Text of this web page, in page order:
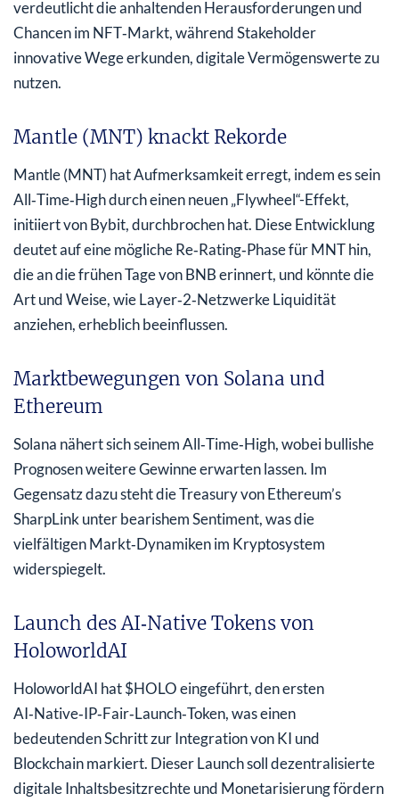
verdeutlicht die anhaltenden Herausforderungen und
Chancen im NFT‑Markt, während Stakeholder
innovative Wege erkunden, digitale Vermögenswerte zu
nutzen.
Mantle (MNT) knackt Rekorde
Mantle (MNT) hat Aufmerksamkeit erregt, indem es sein
All‑Time‑High durch einen neuen „Flywheel“-Effekt,
initiiert von Bybit, durchbrochen hat. Diese Entwicklung
deutet auf eine mögliche Re‑Rating‑Phase für MNT hin,
die an die frühen Tage von BNB erinnert, und könnte die
Art und Weise, wie Layer‑2‑Netzwerke Liquidität
anziehen, erheblich beeinflussen.
Marktbewegungen von Solana und
Ethereum
Solana nähert sich seinem All‑Time‑High, wobei bullishe
Prognosen weitere Gewinne erwarten lassen. Im
Gegensatz dazu steht die Treasury von Ethereum’s
SharpLink unter bearishem Sentiment, was die
vielfältigen Markt‑Dynamiken im Kryptosystem
widerspiegelt.
Launch des AI‑Native Tokens von
HoloworldAI
HoloworldAI hat $HOLO eingeführt, den ersten
AI‑Native‑IP‑Fair‑Launch‑Token, was einen
bedeutenden Schritt zur Integration von KI und
Blockchain markiert. Dieser Launch soll dezentralisierte
digitale Inhaltsbesitzrechte und Monetarisierung fördern